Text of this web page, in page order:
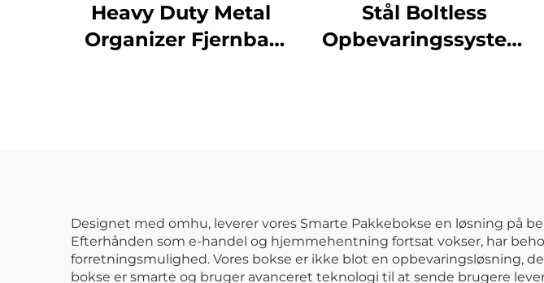
Heavy Duty Metal
Organizer Fjernbar
Stål Boltless
Opbevaringssystem
Designet med omhu, leverer vores Smarte Pakkebokse en løsning på
Efterhånden som e-handel og hjemmehentning fortsat vokser, har
forretningsmulighed. Vores bokse er ikke blot en opbevaringsløsning,
bokse er smarte og bruger avanceret teknologi til at sende brugere